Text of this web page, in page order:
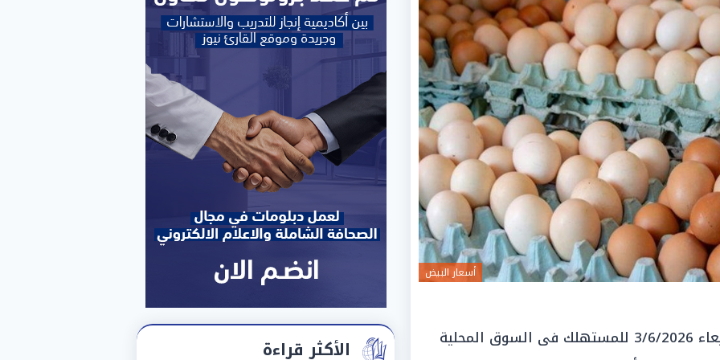
أسعار البيض
استقر سعر كرتونة البيض اليوم الأربعاء 3/6/2026 للمستهلك فى السوق المحلية
الأكثر قراءة